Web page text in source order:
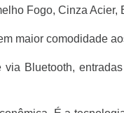
Fogo, Cinza
maior comodidade
Bluetooth,